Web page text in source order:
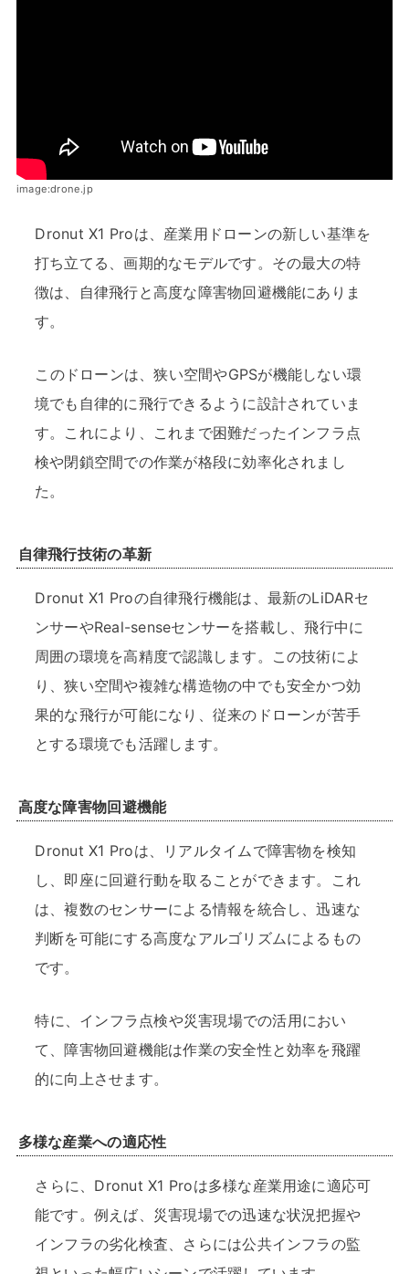
image:drone.jp
Dronut X1 Proは、産業用ドローンの新しい基準を
打ち立てる、画期的なモデルです。その最大の特
徴は、自律飛行と高度な障害物回避機能にありま
す。
このドローンは、狭い空間やGPSが機能しない環
境でも自律的に飛行できるように設計されていま
す。これにより、これまで困難だったインフラ点
検や閉鎖空間での作業が格段に効率化されまし
た。
自律飛行技術の革新
Dronut X1 Proの自律飛行機能は、最新のLiDARセ
ンサーやReal-senseセンサーを搭載し、飛行中に
周囲の環境を高精度で認識します。この技術によ
り、狭い空間や複雑な構造物の中でも安全かつ効
果的な飛行が可能になり、従来のドローンが苦手
とする環境でも活躍します。
高度な障害物回避機能
Dronut X1 Proは、リアルタイムで障害物を検知
し、即座に回避行動を取ることができます。これ
は、複数のセンサーによる情報を統合し、迅速な
判断を可能にする高度なアルゴリズムによるもの
です。
特に、インフラ点検や災害現場での活用におい
て、障害物回避機能は作業の安全性と効率を飛躍
的に向上させます。
多様な産業への適応性
さらに、Dronut X1 Proは多様な産業用途に適応可
能です。例えば、災害現場での迅速な状況把握や
インフラの劣化検査、さらには公共インフラの監